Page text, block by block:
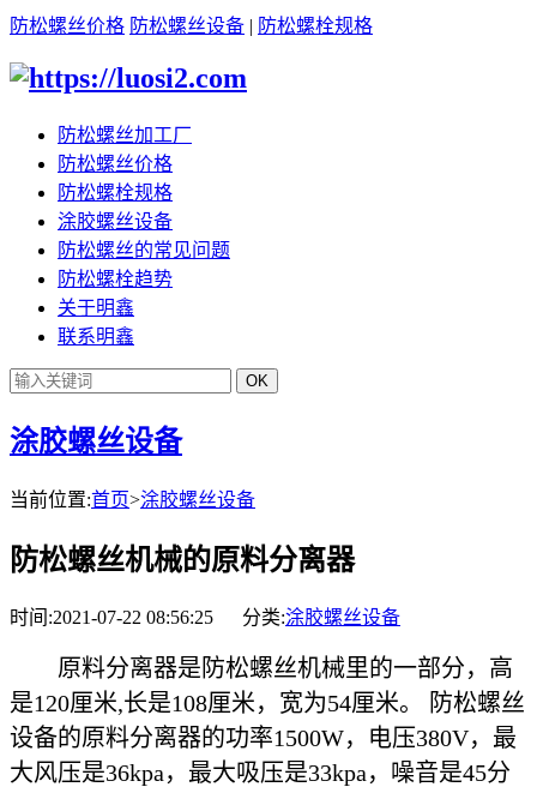
防松螺丝价格 防松螺丝设备 | 防松螺栓规格
防松螺丝加工厂
防松螺丝价格
防松螺栓规格
涂胶螺丝设备
防松螺丝的常见问题
防松螺栓趋势
关于明鑫
联系明鑫
涂胶螺丝设备
当前位置:首页>涂胶螺丝设备
防松螺丝机械的原料分离器
时间:2021-07-22 08:56:25 分类:涂胶螺丝设备
原料分离器是防松螺丝机械里的一部分，高
是120厘米,长是108厘米，宽为54厘米。 防松螺丝
设备的原料分离器的功率1500W，电压380V，最
大风压是36kpa，最大吸压是33kpa，噪音是45分